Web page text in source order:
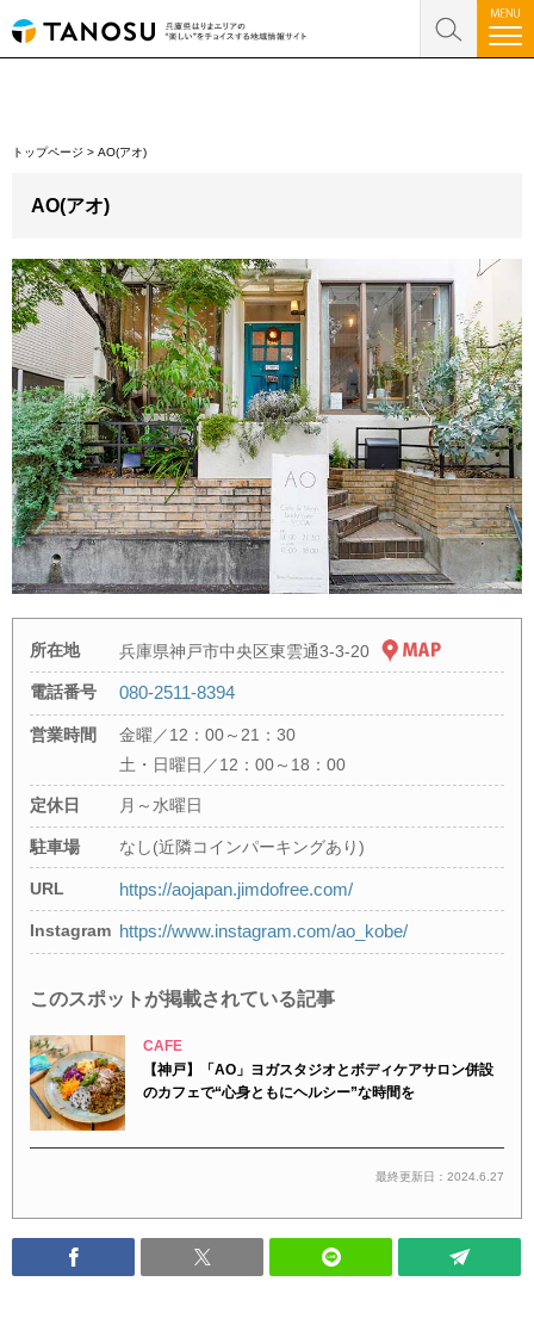
トップページ >AO(アオ)
AO(アオ)
所在地 兵庫県神戸市中央区東雲通3-3-20
電話番号 080-2511-8394
営業時間
金曜／12：00～21：30
土・日曜日／12：00～18：00
定休日 月～水曜日
駐車場 なし(近隣コインパーキングあり)
URL https://aojapan.jimdofree.com/
Instagram https://www.instagram.com/ao_kobe/
このスポットが掲載されている記事
CAFE
【神戸】「AO」ヨガスタジオとボディケアサロン併設
のカフェで“心身ともにヘルシー”な時間を
最終更新日：2024.6.27